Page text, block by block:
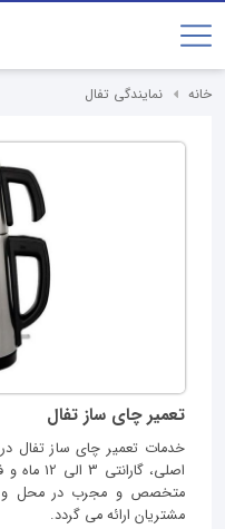
خانه نمایندگی تفال
تعمیر چای ساز تفال
خدمات تعمیر چای ساز تفال در
اصلی،
متخصص و مجرب در محل و
مشتریان ارائه می گردد.